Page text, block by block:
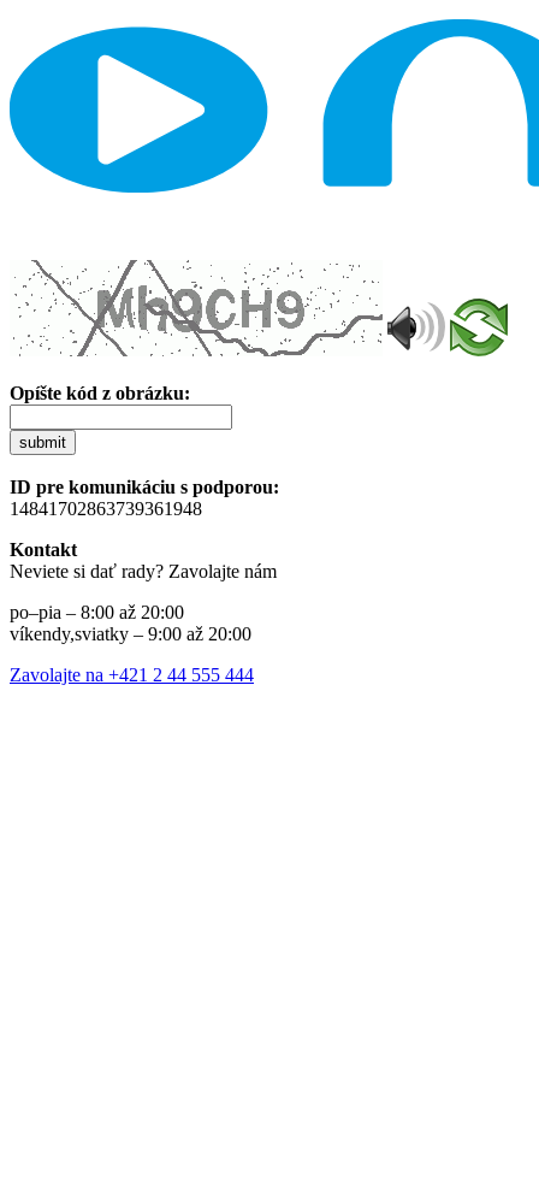
Opíšte kód z obrázku:
submit
ID pre komunikáciu s podporou:
14841702863739361948
Kontakt
Neviete si dať rady? Zavolajte nám
po–pia – 8:00 až 20:00
víkendy,sviatky – 9:00 až 20:00
Zavolajte na +421 2 44 555 444